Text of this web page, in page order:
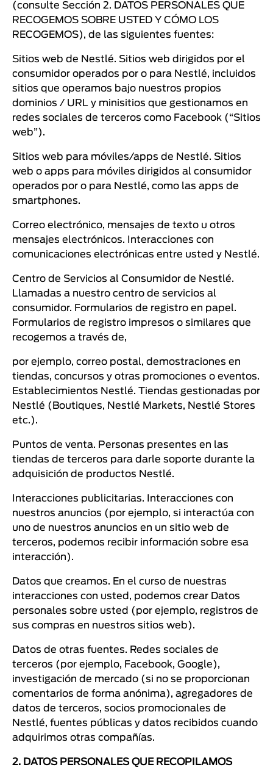
(consulte Sección 2. DATOS PERSONALES QUE
RECOGEMOS SOBRE USTED Y CÓMO LOS
RECOGEMOS), de las siguientes fuentes:
Sitios web de Nestlé. Sitios web dirigidos por el
consumidor operados por o para Nestlé, incluidos
sitios que operamos bajo nuestros propios
dominios / URL y minisitios que gestionamos en
redes sociales de terceros como Facebook (“Sitios
web”).
Sitios web para móviles/apps de Nestlé. Sitios
web o apps para móviles dirigidos al consumidor
operados por o para Nestlé, como las apps de
smartphones.
Correo electrónico, mensajes de texto u otros
mensajes electrónicos. Interacciones con
comunicaciones electrónicas entre usted y Nestlé.
Centro de Servicios al Consumidor de Nestlé.
Llamadas a nuestro centro de servicios al
consumidor. Formularios de registro en papel.
Formularios de registro impresos o similares que
recogemos a través de,
por ejemplo, correo postal, demostraciones en
tiendas, concursos y otras promociones o eventos.
Establecimientos Nestlé. Tiendas gestionadas por
Nestlé (Boutiques, Nestlé Markets, Nestlé Stores
etc.).
Puntos de venta. Personas presentes en las
tiendas de terceros para darle soporte durante la
adquisición de productos Nestlé.
Interacciones publicitarias. Interacciones con
nuestros anuncios (por ejemplo, si interactúa con
uno de nuestros anuncios en un sitio web de
terceros, podemos recibir información sobre esa
interacción).
Datos que creamos. En el curso de nuestras
interacciones con usted, podemos crear Datos
personales sobre usted (por ejemplo, registros de
sus compras en nuestros sitios web).
Datos de otras fuentes. Redes sociales de
terceros (por ejemplo, Facebook, Google),
investigación de mercado (si no se proporcionan
comentarios de forma anónima), agregadores de
datos de terceros, socios promocionales de
Nestlé, fuentes públicas y datos recibidos cuando
adquirimos otras compañías.
2. DATOS PERSONALES QUE RECOPILAMOS